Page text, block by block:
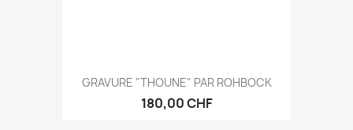
GRAVURE "THOUNE" PAR ROHBOCK
180,00 CHF